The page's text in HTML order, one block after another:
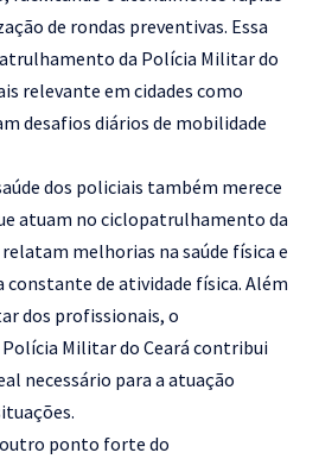
de rondas preventivas. Essa
da Polícia Militar do
relevante em cidades como
desafios diários de mobilidade
dos policiais também merece
atuam no ciclopatrulhamento da
melhorias na saúde física e
de atividade física. Além
dos profissionais, o
Militar do Ceará contribui
necessário para a atuação
ponto forte do